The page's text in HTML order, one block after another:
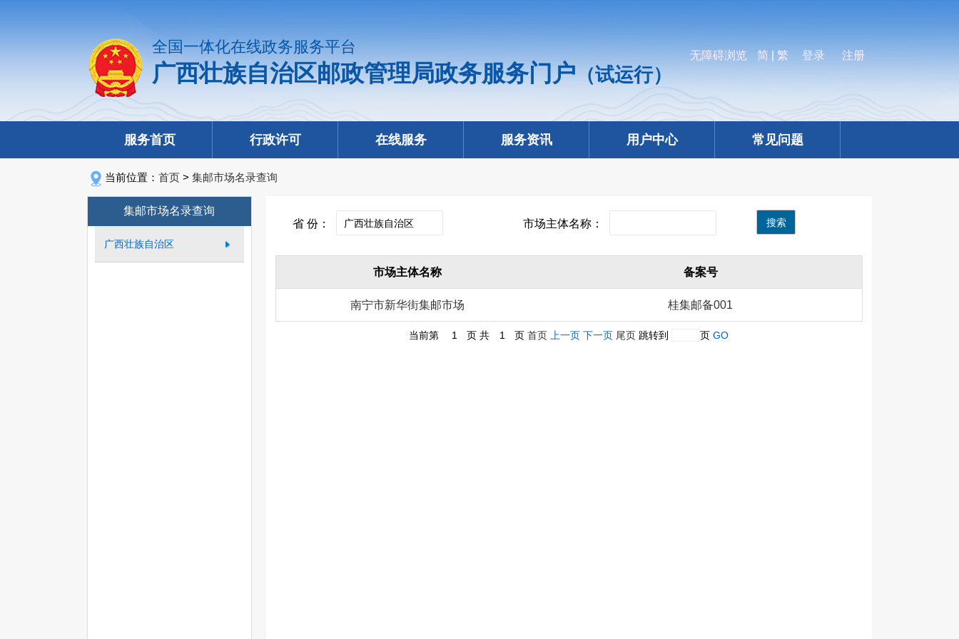
全国一体化在线政务服务平台
广西壮族自治区邮政管理局政务服务门户 （试运行）
无障碍浏览 简 繁 登录 注册
服务首页 行政许可 在线服务 服务资讯 用户中心 常见问题
当前位置： 首页 > 集邮市场名录查询
集邮市场名录查询
广西壮族自治区
省 份： 市场主体名称： 搜索
市场主体名称 备案号
南宁市新华街集邮市场 桂集邮备001
当前第 1 页 共 1 页 首页 上一页 下一页 尾页 跳转到 页 GO